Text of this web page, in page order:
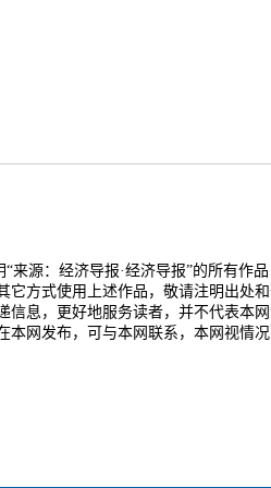
来源：经济导报·经济导报”的所有作
它方式使用上述作品，敬请注明出处
信息，更好地服务读者，并不代表本
本网发布，可与本网联系，本网视情